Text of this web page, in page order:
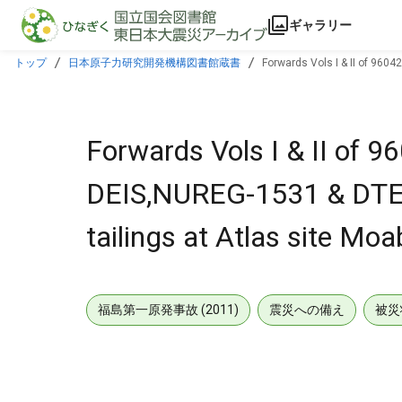
本文に飛ぶ
ギャラリー
トップ 日本原子力研究開発機構図書館蔵書 Forwards Vols I & II of
Forwards Vols I & II of
DEIS,NUREG-1531 &
tailings at Atlas site
福島第一原発事故 (2011) 震災への備え 被災